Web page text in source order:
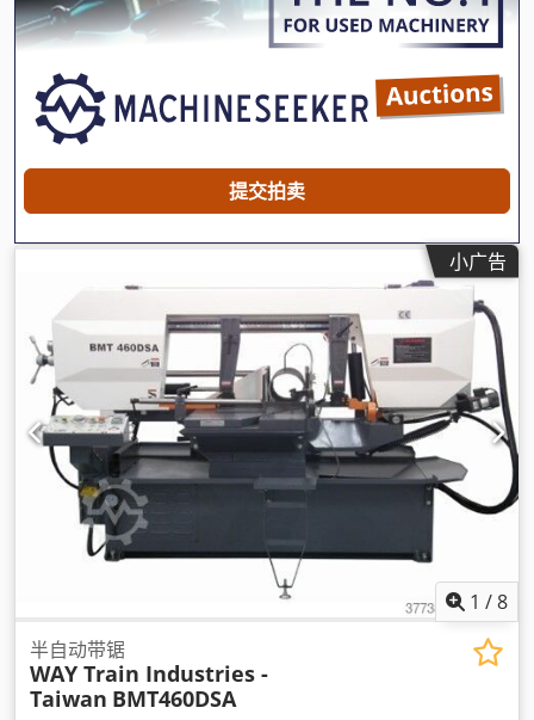
提交拍卖
小广告
1 /8
半自动带锯
WAY Train Industries -
Taiwan BMT460DSA